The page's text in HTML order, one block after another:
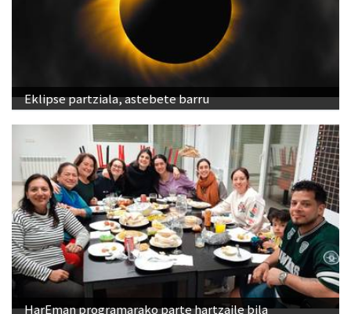
Eklipse partziala, astebete barru
HarEman programarako parte hartzaile bila